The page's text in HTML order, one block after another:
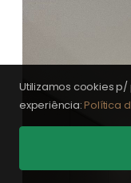
Utilizamos cookies
experiência:Política